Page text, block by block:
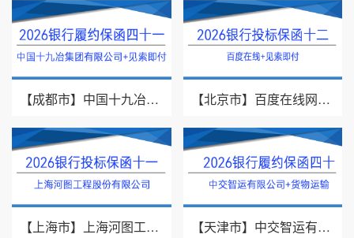
【成都市】中国十九冶集团有限公司/见索即付/2026年银行履约保函四十一 【北京市】百度在线网络技术（北京）有限公司/投标保函/2026银行投标保函十二
【上海市】上海河图工程股份有限公司/投标保函/2026银行投标保函十一 【天津市】中交智运有限公司/货物运输/2026年银行履约保函四十